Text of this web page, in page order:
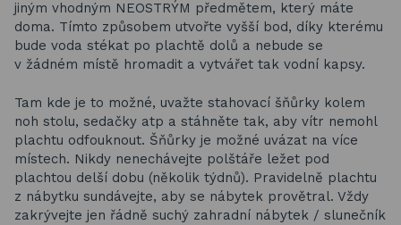
jiným vhodným NEOSTRÝM předmětem, který máte
doma. Tímto způsobem utvořte vyšší bod, díky kterému
bude voda stékat po plachtě dolů a nebude se
v žádném místě hromadit a vytvářet tak vodní kapsy.
Tam kde je to možné, uvažte stahovací šňůrky kolem
noh stolu, sedačky atp a stáhněte tak, aby vítr nemohl
plachtu odfouknout. Šňůrky je možné uvázat na více
místech. Nikdy nenechávejte polštáře ležet pod
plachtou delší dobu (několik týdnů). Pravidelně plachtu
z nábytku sundávejte, aby se nábytek provětral. Vždy
zakrývejte jen řádně suchý zahradní nábytek / slunečník